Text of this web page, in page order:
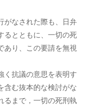
なされた際も、日弁
るとともに、一切の死
あり、この要請を無視
抗議の意思を表明す
含む抜本的な検討がな
るまで，一切の死刑執